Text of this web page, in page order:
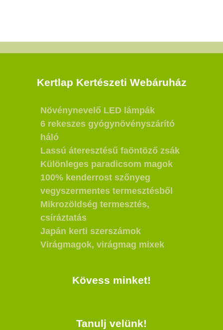
Kertlap Kertészeti Webáruház
Növénynevelő LED lámpák
6 rekeszes gyógynövényszárító
háló
Lassú áteresztésű faöntöző zsák
Különleges paradicsom magok
100% kenderrost szőnyeg
vegyszermentes termesztésből
Mikrozöldség termesztés,
csíráztatás
Japán kerti szerszámok
Virágmagok, virágmag mixek
Kövess minket!
Tanulj velünk!